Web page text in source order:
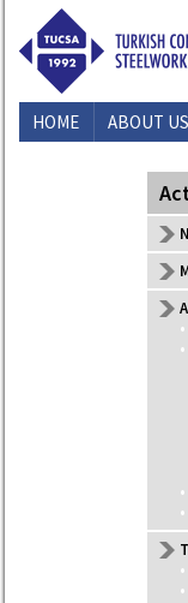
HOME ABOUT US
•
•
•
•
•
•